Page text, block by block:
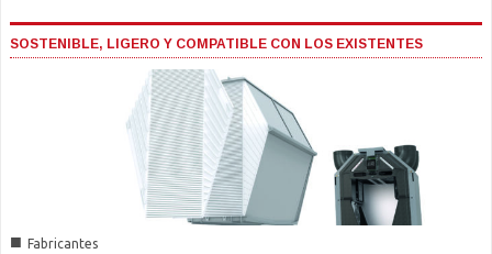
SOSTENIBLE, LIGERO Y COMPATIBLE CON LOS EXISTENTES
■ Fabricantes